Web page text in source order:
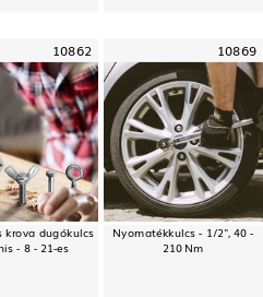
10862
krova dugókulcs
- 8 - 21-es
10869
Nyomatékkulcs - 1/2", 40 -
210 Nm